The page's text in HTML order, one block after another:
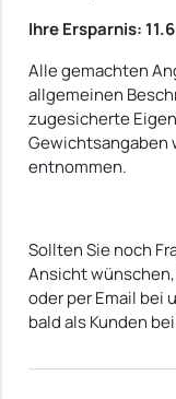
Ihre Ersparnis:
Alle gemachten
allgemeinen
zugesicherte
Gewichtsangaben
entnommen.
Sollten Sie noch
Ansicht
oder per Email bei
bald als Kunden